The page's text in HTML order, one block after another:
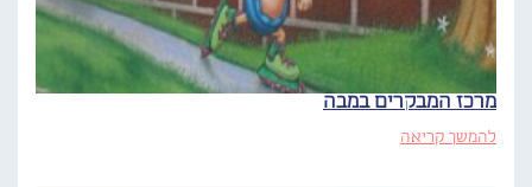
מרכז המבקרים במבה
להמשך קריאה